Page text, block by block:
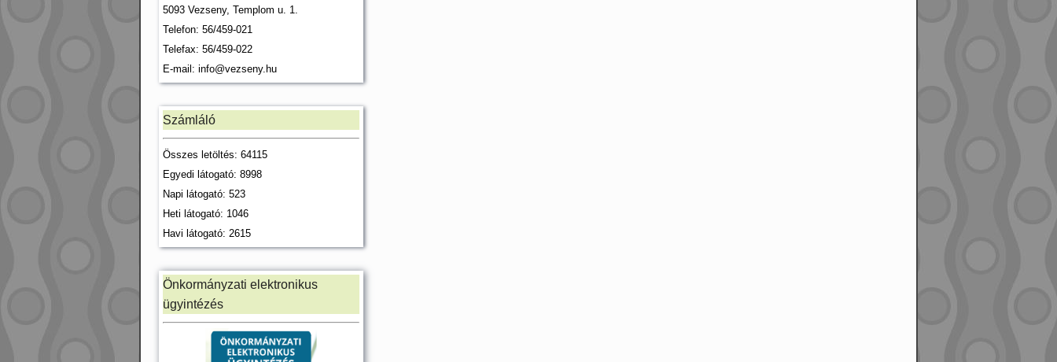
5093 Vezseny, Templom u. 1.
Telefon: 56/459-021
Telefax: 56/459-022
E-mail: info@vezseny.hu
Számláló
Összes letöltés: 64115
Egyedi látogató: 8998
Napi látogató: 523
Heti látogató: 1046
Havi látogató: 2615
Önkormányzati elektronikus
ügyintézés